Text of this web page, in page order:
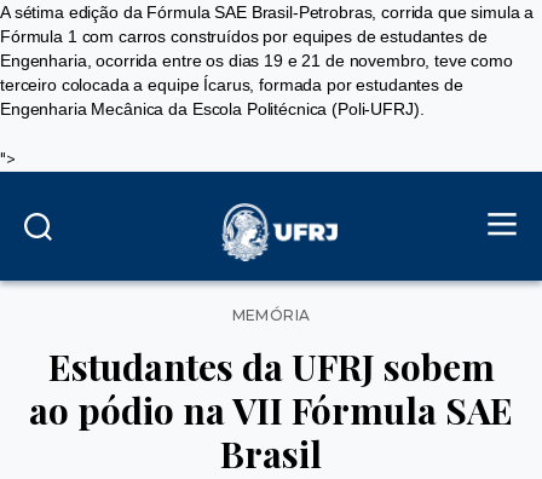
A sétima edição da Fórmula SAE Brasil-Petrobras, corrida que simula a
Fórmula 1 com carros construídos por equipes de estudantes de
Engenharia, ocorrida entre os dias 19 e 21 de novembro, teve como
terceiro colocada a equipe Ícarus, formada por estudantes de
Engenharia Mecânica da Escola Politécnica (Poli-UFRJ).
">
Categorias
MEMÓRIA
Estudantes da UFRJ sobem
ao pódio na VII Fórmula SAE
Brasil